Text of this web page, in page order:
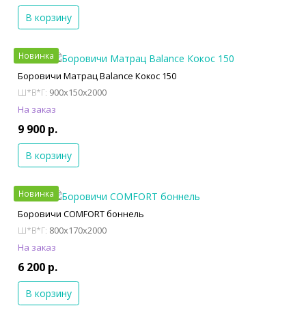
В корзину
Новинка
Боровичи Матрац Balance Кокос 150
Ш*В*Г: 900x150x2000
На заказ
9 900 р.
В корзину
Новинка
Боровичи COMFORT боннель
Ш*В*Г: 800x170x2000
На заказ
6 200 р.
В корзину